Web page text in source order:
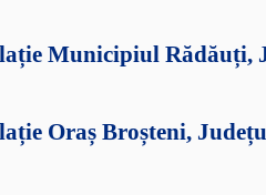
Municipiul Rădăuți,
Oraș Broșteni,